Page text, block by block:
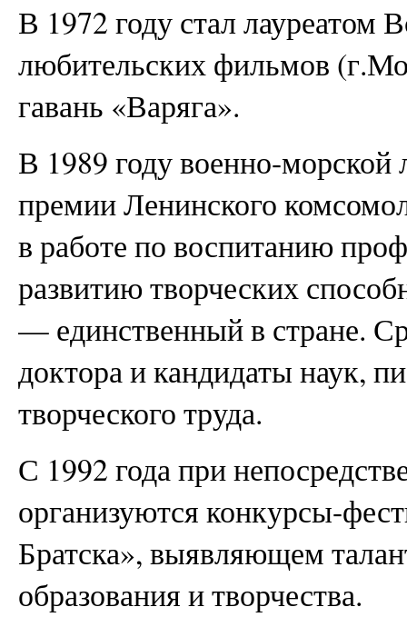
В 1972 году стал лауреатом
любительских фильмов
гавань «Варяга».
В 1989 году военно-морской
премии Ленинского
в работе по воспитанию
развитию творческих
— единственный в стране.
доктора и кандидаты наук,
творческого труда.
С 1992 года при
организуются конкурсы-
Братска», выявляющем
образования и творчества.